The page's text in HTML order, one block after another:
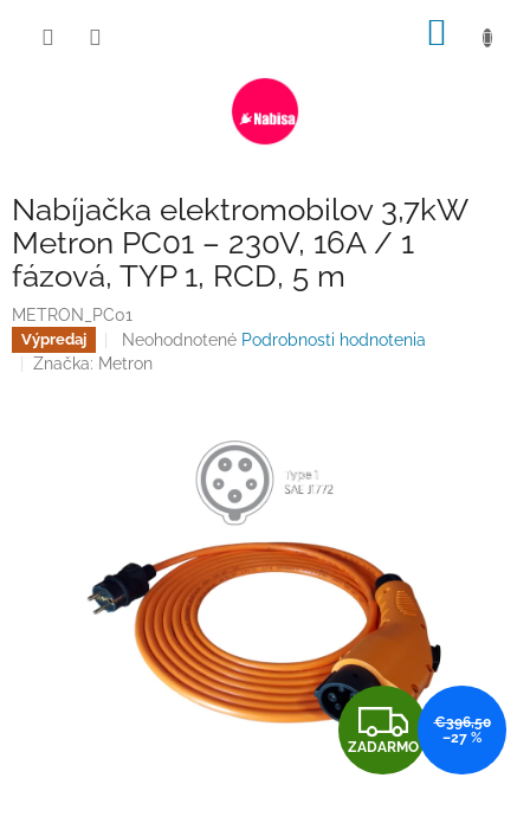
Nabíjačka elektromobilov 3,7kW
Metron PC01 – 230V, 16A / 1
fázová, TYP 1, RCD, 5 m
METRON_PC01
Výpredaj
Priemerné
hodnotenie
hviezdičiek.
Neohodnotené Podrobnosti hodnotenia
Značka: Metron
Z
A
ZADARMO
€396,50
–27 %